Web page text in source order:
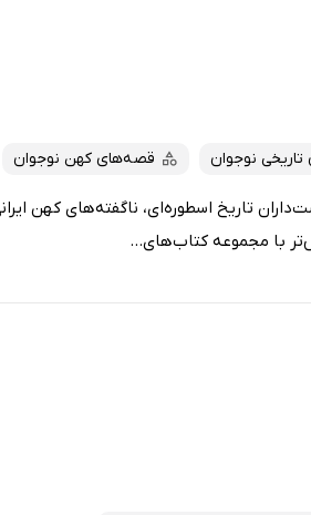
تاریخی نوجوان قصه‌های کهن نوجوان
تاریخ اسطوره‌ای، ناگفته‌های کهن
با مجموعه کتاب‌های...